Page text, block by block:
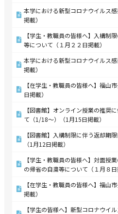
本学における新型コロナウイルス
掲載）
【学生・教職員の皆様へ】入構制
等について（１月２２日掲載）
本学における新型コロナウイルス
掲載）
【在学生・教職員の皆様へ】福山
日掲載）
【図書館】オンライン授業の推奨
て（1/18～）（1月15日掲載）
【図書館】入構制限に伴う返却期
（1月12日掲載）
【学生・教職員の皆様へ】対面授
の帰省の自粛等について（１月８日
【在学生・教職員の皆様へ】福山
掲載）
【学生の皆様へ】新型コロナウイ